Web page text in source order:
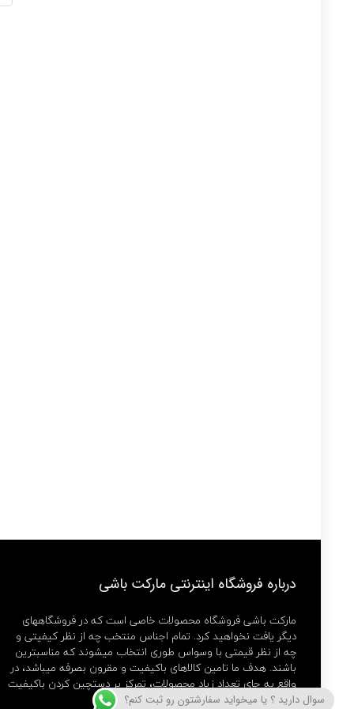
درباره فروشگاه اینترنتی مارکت باشی
مارکت باشی فروشگاه محصولات خاصی است که در فروشگاههای
دیگر یافت نخواهید کرد. تمام اجناس منتخب چه از نظر کیفیتی و
چه از نظر قیمتی با وسواس طوری انتخاب میشوند که مناسبترین
باشند. هدف ما تامین کالاهای باکیفیت و مقرون بصرفه میباشد، در
واقع به جای تعداد زیاد محصولات، تمرکز بر دستچین کردن باکیفیت
ترین ها داریم.
سوال دارید ؟ یا میخواید سفارشتون رو ثبت کنم؟